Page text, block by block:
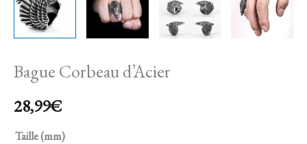
Bague Corbeau d’Acier
28,99€
Taille (mm)